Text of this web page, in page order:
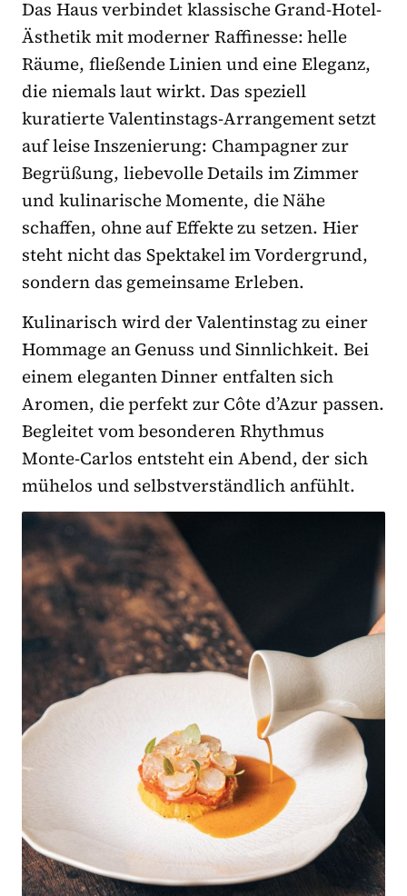
Das Haus verbindet klassische Grand-Hotel-
Ästhetik mit moderner Raffinesse: helle
Räume, fließende Linien und eine Eleganz,
die niemals laut wirkt. Das speziell
kuratierte Valentinstags-Arrangement setzt
auf leise Inszenierung: Champagner zur
Begrüßung, liebevolle Details im Zimmer
und kulinarische Momente, die Nähe
schaffen, ohne auf Effekte zu setzen. Hier
steht nicht das Spektakel im Vordergrund,
sondern das gemeinsame Erleben.
Kulinarisch wird der Valentinstag zu einer
Hommage an Genuss und Sinnlichkeit. Bei
einem eleganten Dinner entfalten sich
Aromen, die perfekt zur Côte d’Azur passen.
Begleitet vom besonderen Rhythmus
Monte-Carlos entsteht ein Abend, der sich
mühelos und selbstverständlich anfühlt.